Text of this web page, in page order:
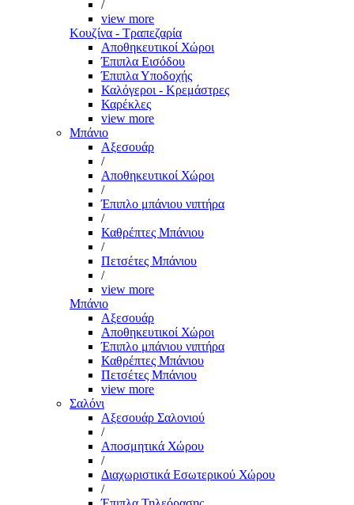
/
view more
Κουζίνα - Τραπεζαρία
Αποθηκευτικοί Χώροι
Έπιπλα Εισόδου
Έπιπλα Υποδοχής
Καλόγεροι - Κρεμάστρες
Καρέκλες
view more
Μπάνιο
Αξεσουάρ
/
Αποθηκευτικοί Χώροι
/
Έπιπλο μπάνιου νιπτήρα
/
Καθρέπτες Μπάνιου
/
Πετσέτες Μπάνιου
/
view more
Μπάνιο
Αξεσουάρ
Αποθηκευτικοί Χώροι
Έπιπλο μπάνιου νιπτήρα
Καθρέπτες Μπάνιου
Πετσέτες Μπάνιου
view more
Σαλόνι
Αξεσουάρ Σαλονιού
/
Αποσμητικά Χώρου
/
Διαχωριστικά Εσωτερικού Χώρου
/